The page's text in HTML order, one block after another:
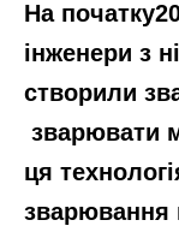
На
інженери з
створили
зварювати
ця
зварювання